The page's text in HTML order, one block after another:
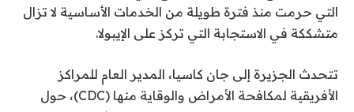
التي حرمت منذ فترة طويلة من الخدمات الأساسية لا تزال
متشككة في الاستجابة التي تركز على الإيبولا.
تتحدث الجزيرة إلى جان كاسيا، المدير العام للمراكز
الأفريقية لمكافحة الأمراض والوقاية منها (CDC)، حول